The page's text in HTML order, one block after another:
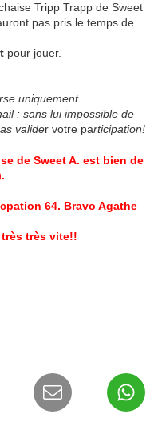
Tripp Trapp de Sweet
pas pris le temps de
pour jouer.
uniquement
: sans lui impossible de
valider votre participation!
de Sweet A. est bien de
64. Bravo Agathe
très vite!!